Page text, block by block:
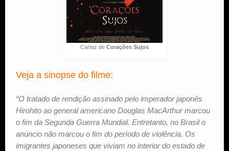
Cartaz de Corações Sujos
Veja a sinopse do filme:
“O tratado de rendição assinado pelo imperador japonês
Hirohito ao general americano Douglas MacArthur marcou
o fim da Segunda Guerra Mundial. Entretanto, no Brasil o
anúncio não marcou o fim do período de violência. Os
imigrantes japoneses que viviam no interior do estado de